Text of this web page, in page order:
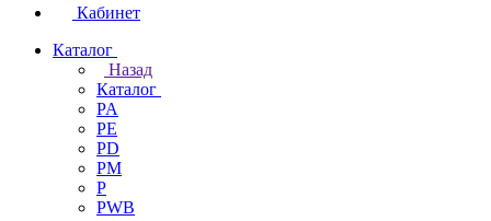
Кабинет
Каталог
Назад
Каталог
PA
PE
PD
PM
P
PWB